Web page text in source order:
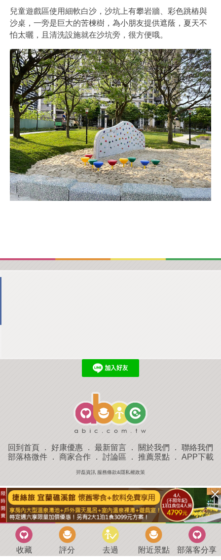
兒童遊戲區使用細軟白沙，沙坑上有攀岩牆、彩色跳樁與
沙桌，一旁是巨大的苦楝樹，為小朋友提供遮蔭，夏天不
怕太曬，且清洗設施就在沙坑旁，很方便哦。
回到首頁 ． 好康優惠 ． 最新留言 ． 關於我們 ． 聯絡我們
部落格微件． 商家合作． 討論區 ． 推薦景點． APP下載
羿磊資訊 服務條款&隱私權政策
收藏 評分 去過 附近景點 部落客分享